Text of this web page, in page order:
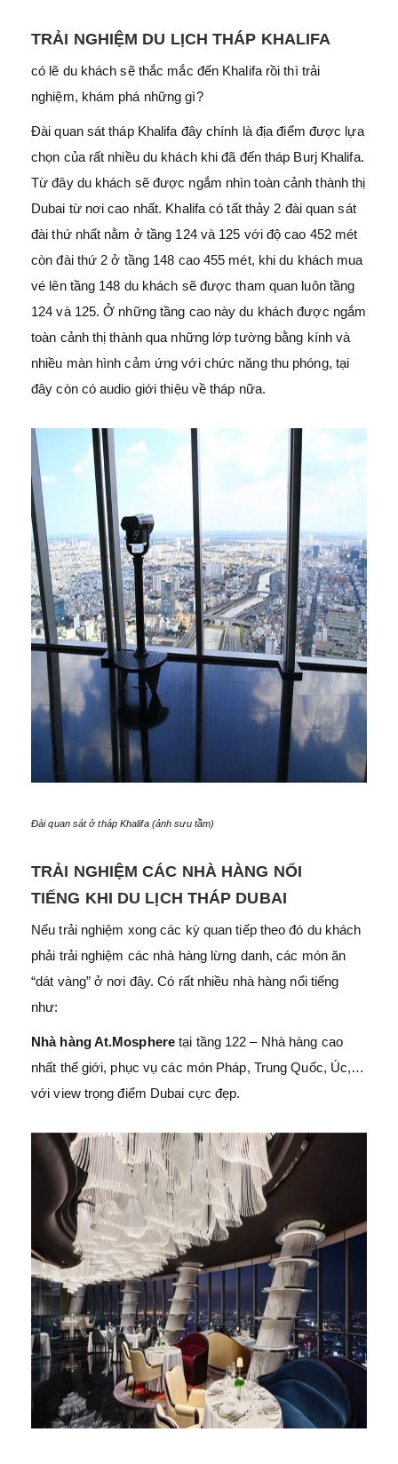
TRẢI NGHIỆM DU LỊCH THÁP KHALIFA
có lẽ du khách sẽ thắc mắc đến Khalifa rồi thì trải
nghiệm, khám phá những gì?
Đài quan sát tháp Khalifa đây chính là địa điểm được lựa
chọn của rất nhiều du khách khi đã đến tháp Burj Khalifa.
Từ đây du khách sẽ được ngắm nhìn toàn cảnh thành thị
Dubai từ nơi cao nhất. Khalifa có tất thảy 2 đài quan sát
đài thứ nhất nằm ở tầng 124 và 125 với độ cao 452 mét
còn đài thứ 2 ở tầng 148 cao 455 mét, khi du khách mua
vé lên tầng 148 du khách sẽ được tham quan luôn tầng
124 và 125. Ở những tầng cao này du khách được ngắm
toàn cảnh thị thành qua những lớp tường bằng kính và
nhiều màn hình cảm ứng với chức năng thu phóng, tại
đây còn có audio giới thiệu về tháp nữa.
Đài quan sát ở tháp Khalifa (ảnh sưu tầm)
TRẢI NGHIỆM CÁC NHÀ HÀNG NỔI
TIẾNG KHI DU LỊCH THÁP DUBAI
Nếu trải nghiệm xong các kỳ quan tiếp theo đó du khách
phải trải nghiệm các nhà hàng lừng danh, các món ăn
“dát vàng” ở nơi đây. Có rất nhiều nhà hàng nổi tiếng
như:
Nhà hàng At.Mosphere tại tầng 122 – Nhà hàng cao
nhất thế giới, phục vụ các món Pháp, Trung Quốc, Úc,…
với view trọng điểm Dubai cực đẹp.